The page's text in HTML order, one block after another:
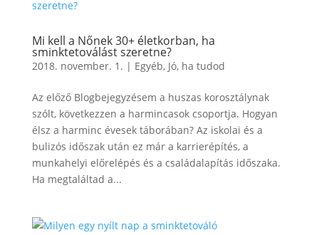
Mi kell a Nőnek 30+ életkorban, ha
sminktetoválást szeretne?
2018. november. 1. | Egyéb, Jó, ha tudod
Az előző Blogbejegyzésem a huszas korosztálynak
szólt, következzen a harmincasok csoportja. Hogyan
élsz a harminc évesek táborában? Az iskolai és a
bulizós időszak után ez már a karrierépítés, a
munkahelyi előrelépés és a családalapítás időszaka.
Ha megtaláltad a...